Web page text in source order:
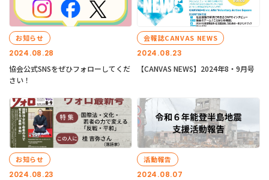
2024.08.28
お知らせ
協会公式SNSをぜひフォローしてくだ
さい！
2024.08.23
会報誌CANVAS NEWS
【CANVAS NEWS】2024年8・9月号
2024.08.23
お知らせ
2024.08.07
活動報告